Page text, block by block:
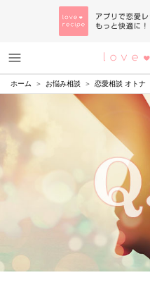
ホーム お悩み相談 恋愛相談 オトナ